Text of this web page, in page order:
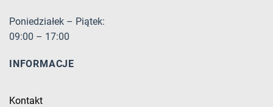
Poniedziałek – Piątek:
09:00 – 17:00
INFORMACJE
Kontakt